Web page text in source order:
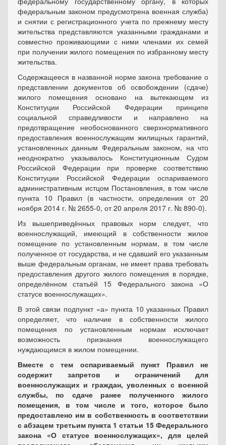
федеральным законом предусмотрена военная служба)
и снятии с регистрационного учета по прежнему месту
жительства представляются указанными гражданами и
совместно проживающими с ними членами их семей
при получении жилого помещения по избранному месту
жительства.
Содержащееся в названной норме закона требование о
представлении документов об освобождении (сдаче)
жилого помещения основано на вытекающем из
Конституции Российской Федерации принципе
социальной справедливости и направлено на
предотвращение необоснованного сверхнормативного
предоставления военнослужащим жилищных гарантий,
установленных данным Федеральным законом, на что
неоднократно указывалось Конституционным Судом
Российской Федерации при проверке соответствию
Конституции Российской Федерации оспариваемого
административным истцом Постановления, в том числе
пункта 10 Правил (в частности, определения от 20
ноября 2014 г. № 2655-0, от 20 апреля 2017 г. № 890-0).
Из вышеприведённых правовых норм следует, что
военнослужащий, имеющий в собственности жилое
помещение по установленным нормам, в том числе
полученное от государства, и не сдавший его указанным
выше федеральным органам, не имеет права требовать
предоставления другого жилого помещения в порядке,
определённом статьёй 15 Федерального закона «О
статусе военнослужащих».
В этой связи подпункт «а» пункта 10 указанных Правил
определяет, что наличие в собственности жилого
помещения по установленным нормам исключает
возможность признания военнослужащего
нуждающимся в жилом помещении.
Вместе с тем оспариваемый пункт Правил не
содержит запретов и ограничений для
военнослужащих и граждан, уволенных с военной
службы, по сдаче ранее полученного жилого
помещения, в том числе и того, которое было
предоставлено им в собственность в соответствии
с абзацем третьим пункта 1 статьи 15 Федерального
закона «О статусе военнослужащих», для целей